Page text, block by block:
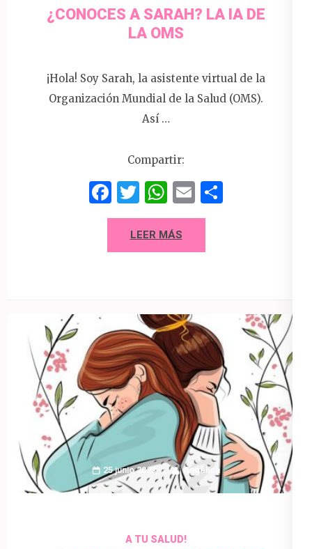
¿CONOCES A SARAH? LA IA DE
LA OMS
¡Hola! Soy Sarah, la asistente virtual de la
Organización Mundial de la Salud (OMS).
Así …
Compartir:
Facebook
Twitter
WhatsApp
Email
LEER MÁS
25 junio 2023 Angélica
A TU SALUD!